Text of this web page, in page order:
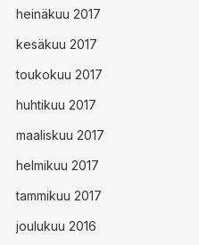
heinäkuu 2017
kesäkuu 2017
toukokuu 2017
huhtikuu 2017
maaliskuu 2017
helmikuu 2017
tammikuu 2017
joulukuu 2016